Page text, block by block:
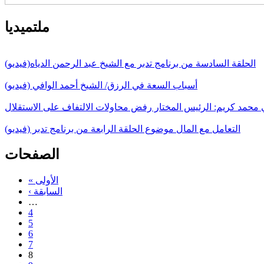
ملتميديا
الحلقة السادسة من برنامج تدبر مع الشيخ عبد الرحمن الدياه(فيديو)
أسباب السعة في الرزق/ الشيخ أحمد الوافي (فيديو)
محمد كريم: الرئيس المختار رفض محاولات الالتفاف على الاستقلال
التعامل مع المال موضوع الحلقة الرابعة من برنامج تدبر (فيديو)
الصفحات
« الأولى
‹ السابقة
…
4
5
6
7
8